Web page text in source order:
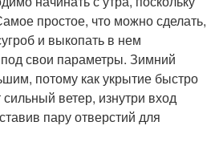
простое, что можно сделать,
и выкопать в нем
свои параметры. Зимний
потому как укрытие быстро
ветер, изнутри вход
пару отверстий для